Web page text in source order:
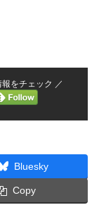
をチェック ／
Bluesky
Copy